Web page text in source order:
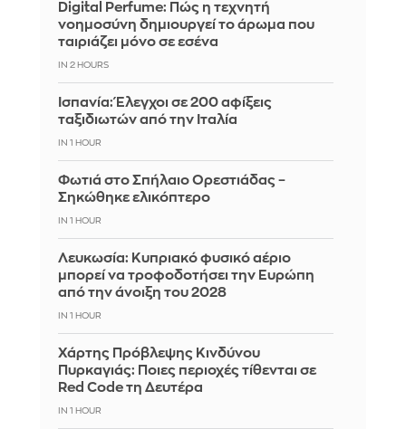
Digital Perfume: Πώς η τεχνητή
νοημοσύνη δημιουργεί το άρωμα που
ταιριάζει μόνο σε εσένα
IN 2 HOURS
Ισπανία: Έλεγχοι σε 200 αφίξεις
ταξιδιωτών από την Ιταλία
IN 1 HOUR
Φωτιά στο Σπήλαιο Ορεστιάδας –
Σηκώθηκε ελικόπτερο
IN 1 HOUR
Λευκωσία: Κυπριακό φυσικό αέριο
μπορεί να τροφοδοτήσει την Ευρώπη
από την άνοιξη του 2028
IN 1 HOUR
Χάρτης Πρόβλεψης Κινδύνου
Πυρκαγιάς: Ποιες περιοχές τίθενται σε
Red Code τη Δευτέρα
IN 1 HOUR